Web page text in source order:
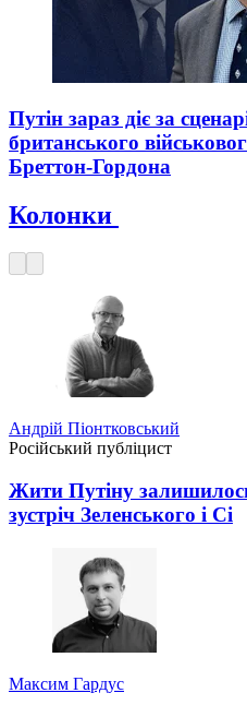
Путін зараз діє за
британського
Бреттон-Гордона
Колонки
Андрій Піонтковський
Російський публіцист
Жити Путіну
зустріч Зеленського і Сі
Максим Гардус